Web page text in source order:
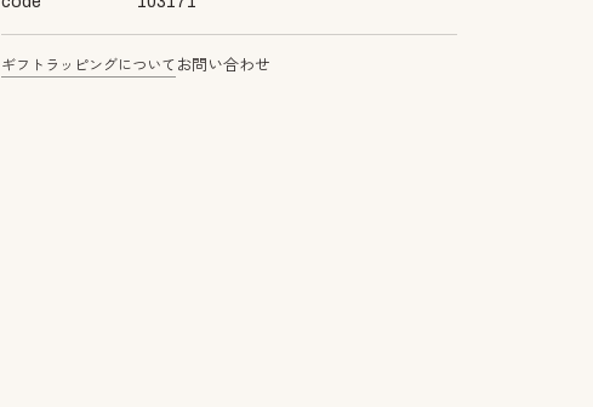
ギフトラッピングについて お問い合わせ